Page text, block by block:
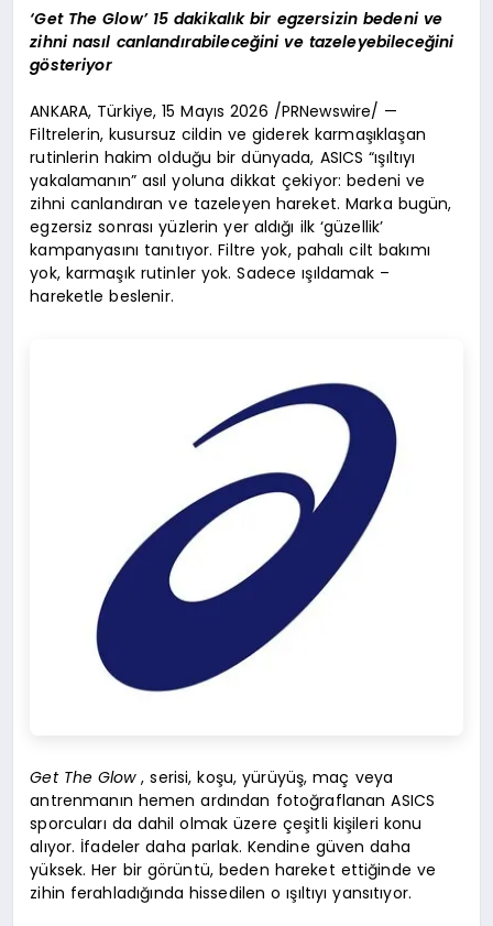
‘Get The Glow’ 15 dakikalık bir egzersizin bedeni ve
zihni nasıl canlandırabileceğini ve tazeleyebileceğini
gösteriyor
ANKARA, Türkiye, 15 Mayıs 2026 /PRNewswire/ —
Filtrelerin, kusursuz cildin ve giderek karmaşıklaşan
rutinlerin hakim olduğu bir dünyada, ASICS “ışıltıyı
yakalamanın” asıl yoluna dikkat çekiyor: bedeni ve
zihni canlandıran ve tazeleyen hareket. Marka bugün,
egzersiz sonrası yüzlerin yer aldığı ilk ‘güzellik’
kampanyasını tanıtıyor. Filtre yok, pahalı cilt bakımı
yok, karmaşık rutinler yok. Sadece ışıldamak –
hareketle beslenir.
Get The Glow, serisi, koşu, yürüyüş, maç veya
antrenmanın hemen ardından fotoğraflanan ASICS
sporcuları da dahil olmak üzere çeşitli kişileri konu
alıyor. İfadeler daha parlak. Kendine güven daha
yüksek. Her bir görüntü, beden hareket ettiğinde ve
zihin ferahladığında hissedilen o ışıltıyı yansıtıyor.